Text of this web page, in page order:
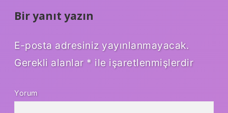
Bir yanıt yazın
E-posta adresiniz yayınlanmayacak.
Gerekli alanlar * ile işaretlenmişlerdir
Yorum